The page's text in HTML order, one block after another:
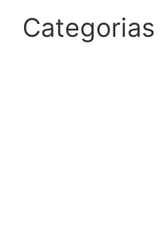
Categorias